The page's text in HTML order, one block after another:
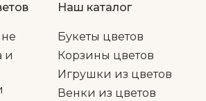
и
Наш каталог
Букеты цветов
Корзины цветов
Игрушки из цветов
Венки из цветов